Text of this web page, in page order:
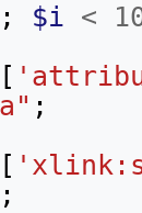
; $i <
[
;
[
;